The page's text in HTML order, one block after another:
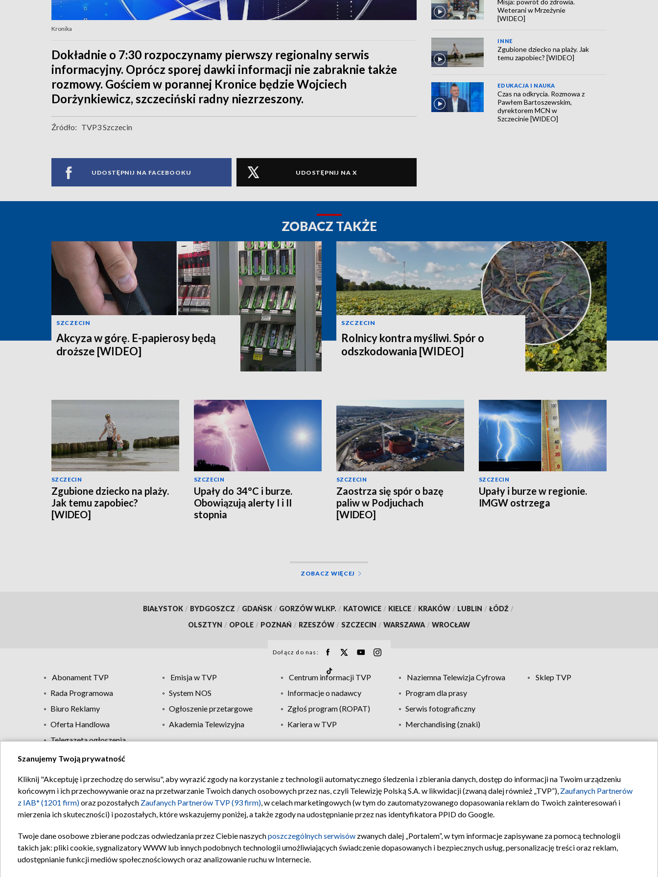
Kronika
Dokładnie o 7:30 rozpoczynamy pierwszy regionalny serwis
informacyjny. Oprócz sporej dawki informacji nie zabraknie także
rozmowy. Gościem w porannej Kronice będzie Wojciech
Dorżynkiewicz, szczeciński radny niezrzeszony.
Źródło: TVP3 Szczecin
UDOSTĘPNIJ NA FACEBOOKU UDOSTĘPNIJ NA X
Weterani w Mrzeżynie
[WIDEO]
INNE
Zgubione dziecko na plaży. Jak
temu zapobiec? [WIDEO]
EDUKACJA I NAUKA
Czas na odkrycia. Rozmowa z
Pawłem Bartoszewskim,
dyrektorem MCN w
Szczecinie [WIDEO]
ZOBACZ TAKŻE
SZCZECIN
Akcyza w górę. E-papierosy będą
droższe [WIDEO]
SZCZECIN
Rolnicy kontra myśliwi. Spór o
odszkodowania [WIDEO]
SZCZECIN
Zgubione dziecko na plaży.
Jak temu zapobiec?
[WIDEO]
SZCZECIN
Upały do 34°C i burze.
Obowiązują alerty I i II
stopnia
SZCZECIN
Zaostrza się spór o bazę
paliw w Podjuchach
[WIDEO]
SZCZECIN
Upały i burze w regionie.
IMGW ostrzega
ZOBACZ WIĘCEJ
BIAŁYSTOK / BYDGOSZCZ / GDAŃSK / GORZÓW WLKP. / KATOWICE / KIELCE / KRAKÓW / LUBLIN / ŁÓDŹ /
OLSZTYN / OPOLE / POZNAŃ / RZESZÓW / SZCZECIN / WARSZAWA / WROCŁAW
Dołącz do nas:
Abonament TVP Emisja w TVP Centrum informacji TVP Naziemna Telewizja Cyfrowa
Sklep TVP
Rada Programowa
System NOS Informacje o nadawcy
Program dla prasy
Biuro Reklamy
Ogłoszenie przetargowe Zgłoś program (ROPAT)
Serwis fotograficzny
Oferta Handlowa
Akademia Telewizyjna Kariera w TVP
Merchandising (znaki)
Telegazeta ogłoszenia
Regulamin TVP Polityka prywatności Moje zgody Pomoc Biuro reklamy Kontakt
Szanujemy Twoją prywatność
Kliknij "Akceptuję i przechodzę do serwisu", aby wyrazić zgody na korzystanie z technologii automatycznego śledzenia i zbierania danych, dostęp do informacji na Twoim urządzeniu
końcowym i ich przechowywanie oraz na przetwarzanie Twoich danych osobowych przez nas, czyli Telewizję Polską S.A. w likwidacji (zwaną dalej również „TVP”), Zaufanych Partnerów
z IAB* (1201 firm)oraz pozostałych Zaufanych Partnerów TVP (93 firm), w celach marketingowych (w tym do zautomatyzowanego dopasowania reklam do Twoich zainteresowań i
mierzenia ich skuteczności) i pozostałych, które wskazujemy poniżej, a także zgody na udostępnianie przez nas identyfikatora PPID do Google.
Twoje dane osobowe zbierane podczas odwiedzania przez Ciebie naszychposzczególnych serwisów zwanych dalej „Portalem”, w tym informacje zapisywane za pomocą technologii
takich jak: pliki cookie, sygnalizatory WWW lub innych podobnych technologii umożliwiających świadczenie dopasowanych i bezpiecznych usług, personalizację treści oraz reklam,
udostępnianie funkcji mediów społecznościowych oraz analizowanie ruchu w Internecie.